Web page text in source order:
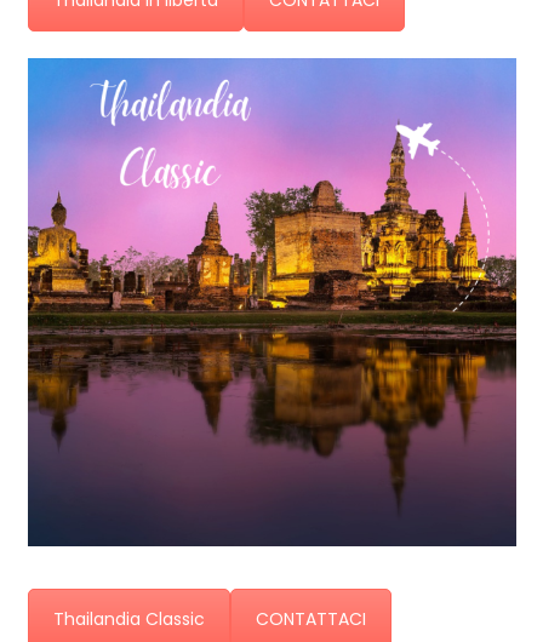
Thailandia Classic CONTATTACI